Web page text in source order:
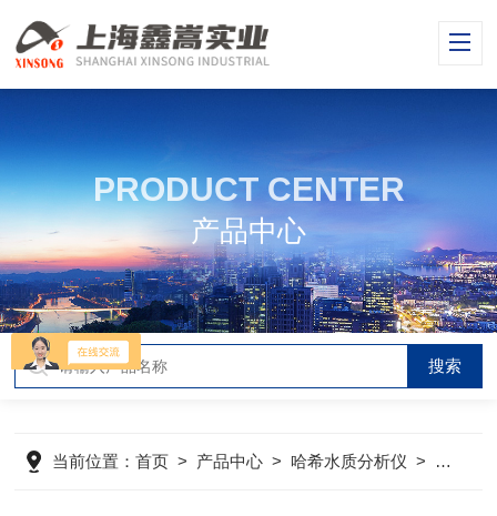
PRODUCT CENTER
产品中心
当前位置：首页 > 产品中心 > 哈希水质分析仪 > 哈希分